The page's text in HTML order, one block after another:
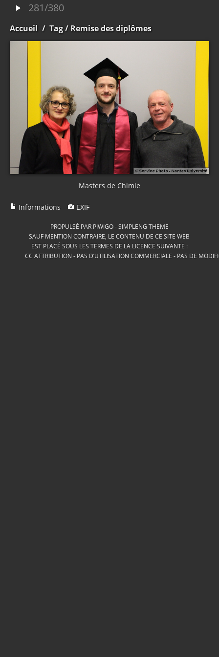
281/380
Accueil / Tag/ Remise des diplômes
Masters de Chimie
Informations EXIF
PROPULSÉ PAR PIWIGO-SIMPLENG THEME
SAUF MENTION CONTRAIRE, LE CONTENU DE CE SITE WEB
EST PLACÉ SOUS LES TERMES DE LA LICENCE SUIVANTE :
CC ATTRIBUTION - PAS D’UTILISATION COMMERCIALE - PAS DE